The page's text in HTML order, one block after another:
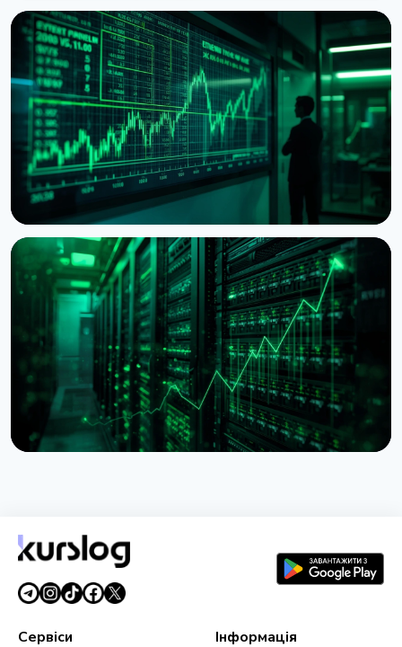
НОВИНА
Ethereum хоче обнулити винагороду за стейкінг,
коли застейкають половину монет
5 серпня 2026 р.6 хв читання
НОВИНА
BitMine наблизилася до 5% пропозиції Ethereum,
резерв сягнув $11,8 млрд
28 липня 2026 р. 5 хв читання
27 липня 2026 р.3 хв читання
Сервіси Інформація